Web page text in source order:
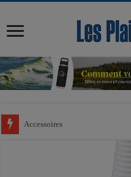
Accessoires